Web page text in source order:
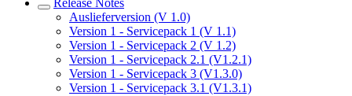
Release Notes
Auslieferversion (V 1.0)
Version 1 - Servicepack 1 (V 1.1)
Version 1 - Servicepack 2 (V 1.2)
Version 1 - Servicepack 2.1 (V1.2.1)
Version 1 - Servicepack 3 (V1.3.0)
Version 1 - Servicepack 3.1 (V1.3.1)